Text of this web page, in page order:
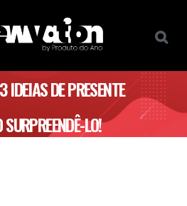
DE PRESENTE
SURPREENDÊ-LO!